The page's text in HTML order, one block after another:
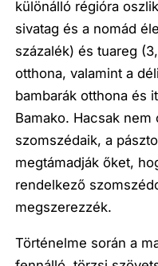
különálló régióra
sivatag és a nomád
százalék) és tuareg
otthona, valamint a
bambarák otthona és
Bamako. Hacsak
szomszédaik, a
megtámadják őket,
rendelkező
megszerezzék.
Történelme során a